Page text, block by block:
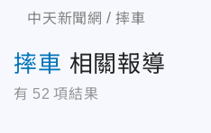
中天新聞網 摔車
摔車 相關報導
有 52 項結果